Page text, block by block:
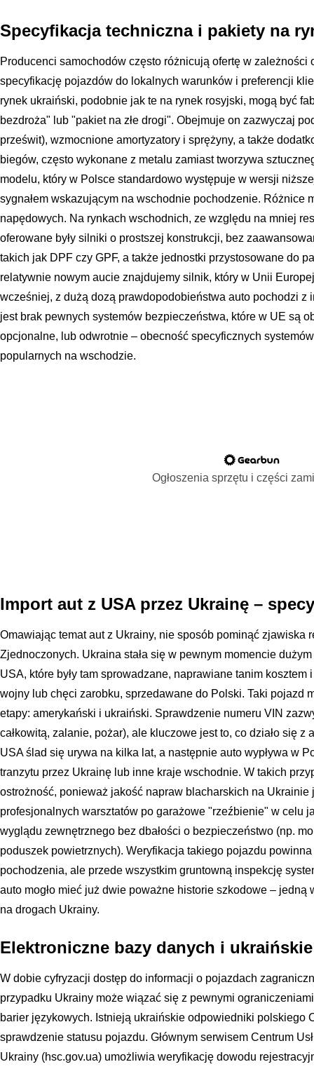
Specyfikacja techniczna i pakiety na
Producenci samochodów często różnicują ofertę w
specyfikację pojazdów do lokalnych warunków i preferencji
rynek ukraiński, podobnie jak te na rynek rosyjski, mogą być
bezdroża" lub "pakiet na złe drogi". Obejmuje on zazwyczaj
prześwit), wzmocnione amortyzatory i sprężyny, a także
biegów, często wykonane z metalu zamiast tworzywa
modelu, który w Polsce standardowo występuje w wersji
sygnałem wskazującym na wschodnie pochodzenie. Różnice
napędowych. Na rynkach wschodnich, ze względu na mniej
oferowane były silniki o prostszej konstrukcji, bez
takich jak DPF czy GPF, a także jednostki przystosowane do
relatywnie nowym aucie znajdujemy silnik, który w Unii
wcześniej, z dużą dozą prawdopodobieństwa auto pochodzi z
jest brak pewnych systemów bezpieczeństwa, które w UE są
opcjonalne, lub odwrotnie – obecność specyficznych
popularnych na wschodzie.
Ogłoszenia sprzętu i części
Import aut z USA przez Ukrainę –
Omawiając temat aut z Ukrainy, nie sposób pominąć zjawiska
Zjednoczonych. Ukraina stała się w pewnym momencie
USA, które były tam sprowadzane, naprawiane tanim
wojny lub chęci zarobku, sprzedawane do Polski. Taki pojazd
etapy: amerykański i ukraiński. Sprawdzenie numeru VIN
całkowitą, zalanie, pożar), ale kluczowe jest to, co działo się
USA ślad się urywa na kilka lat, a następnie auto wypływa w
tranzytu przez Ukrainę lub inne kraje wschodnie. W takich
ostrożność, ponieważ jakość napraw blacharskich na Ukrainie
profesjonalnych warsztatów po garażowe "rzeźbienie" w celu
wyglądu zewnętrznego bez dbałości o bezpieczeństwo (np.
poduszek powietrznych). Weryfikacja takiego pojazdu
pochodzenia, ale przede wszystkim gruntowną inspekcję
auto mogło mieć już dwie poważne historie szkodowe –
na drogach Ukrainy.
Elektroniczne bazy danych i
W dobie cyfryzacji dostęp do informacji o pojazdach
przypadku Ukrainy może wiązać się z pewnymi
barier językowych. Istnieją ukraińskie odpowiedniki polskiego
sprawdzenie statusu pojazdu. Głównym serwisem Centrum
Ukrainy (hsc.gov.ua) umożliwia weryfikację dowodu